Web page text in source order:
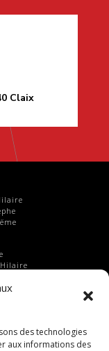
des technologies
aux informations des
Claix
Saint-Hilaire
Estèphe